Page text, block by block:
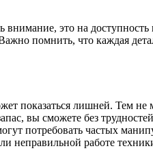
внимание, это на
помнить, что каждая
показаться лишней. Тем не
вы сможете без
потребовать частых
неправильной работе